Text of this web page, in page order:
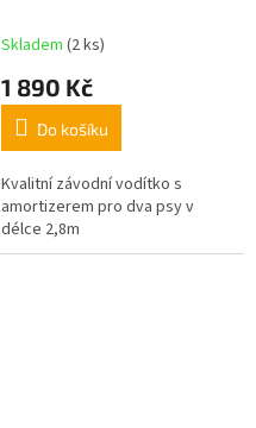
Skladem (2 ks)
1 890 Kč
Do košíku
Kvalitní závodní vodítko s
amortizerem pro dva psy v
délce 2,8m